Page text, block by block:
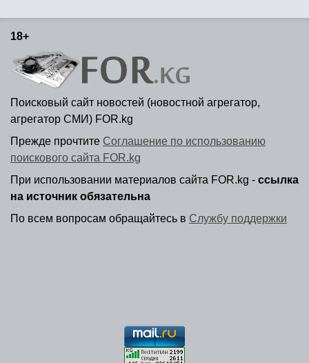
18+
Поисковый сайт новостей (новостной агрегатор,
агрегатор СМИ) FOR.kg
Прежде прочтите Соглашение по использованию
поискового сайта FOR.kg
При использовании материалов сайта FOR.kg - ссылка
на источник обязательна
По всем вопросам обращайтесь в Службу поддержки